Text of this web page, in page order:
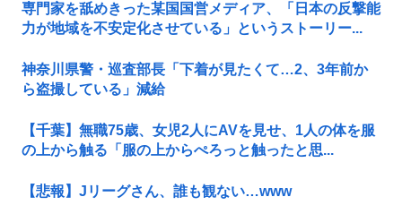
専門家を舐めきった某国国営メディア、「日本の反撃能
力が地域を不安定化させている」というストーリー...
神奈川県警・巡査部長「下着が見たくて…2、3年前か
ら盗撮している」減給
【千葉】無職75歳、女児2人にAVを見せ、1人の体を服
の上から触る「服の上からぺろっと触ったと思...
【悲報】Jリーグさん、誰も観ない…www